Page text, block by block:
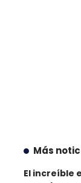
Más
El increíble